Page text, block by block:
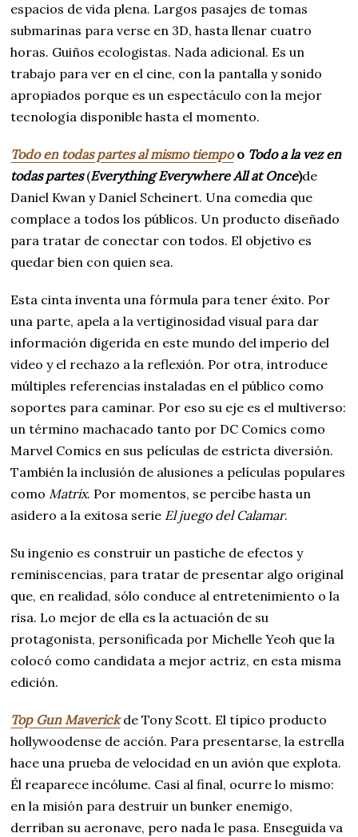
espacios de vida plena. Largos pasajes de tomas
submarinas para verse en 3D, hasta llenar cuatro
horas. Guiños ecologistas. Nada adicional. Es un
trabajo para ver en el cine, con la pantalla y sonido
apropiados porque es un espectáculo con la mejor
tecnología disponible hasta el momento.
Todo en todas partes al mismo tiempo o Todo a la vez en
todas partes(Everything Everywhere All at Once)de
Daniel Kwan y Daniel Scheinert. Una comedia que
complace a todos los públicos. Un producto diseñado
para tratar de conectar con todos. El objetivo es
quedar bien con quien sea.
Esta cinta inventa una fórmula para tener éxito. Por
una parte, apela a la vertiginosidad visual para dar
información digerida en este mundo del imperio del
video y el rechazo a la reflexión. Por otra, introduce
múltiples referencias instaladas en el público como
soportes para caminar. Por eso su eje es el multiverso:
un término machacado tanto por DC Comics como
Marvel Comics en sus películas de estricta diversión.
También la inclusión de alusiones a películas populares
comoMatrix. Por momentos, se percibe hasta un
asidero a la exitosa serie El juego del Calamar.
Su ingenio es construir un pastiche de efectos y
reminiscencias, para tratar de presentar algo original
que, en realidad, sólo conduce al entretenimiento o la
risa. Lo mejor de ella es la actuación de su
protagonista, personificada por Michelle Yeoh que la
colocó como candidata a mejor actriz, en esta misma
edición.
Top Gun Maverick de Tony Scott. El típico producto
hollywoodense de acción. Para presentarse, la estrella
hace una prueba de velocidad en un avión que explota.
Él reaparece incólume. Casi al final, ocurre lo mismo:
en la misión para destruir un bunker enemigo,
derriban su aeronave, pero nada le pasa. Enseguida va